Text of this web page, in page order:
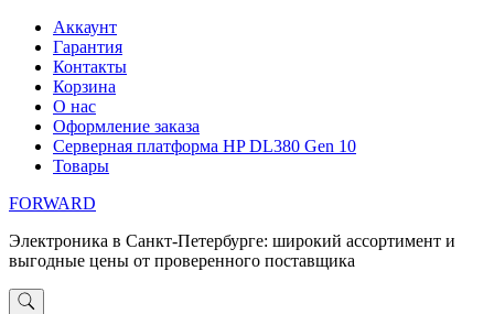
Перейти
содержимому
Аккаунт
Гарантия
Контакты
Корзина
О нас
Оформление заказа
Серверная платформа HP DL380 Gen 10
Товары
FORWARD
Электроника в Санкт-Петербурге: широкий ассортимент и
выгодные цены от проверенного поставщика